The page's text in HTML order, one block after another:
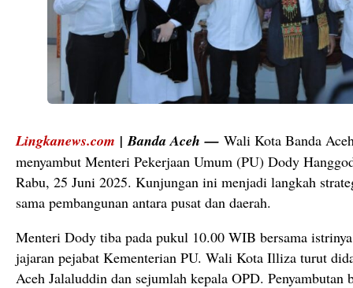
Lingkanews.com | Banda Aceh— Wali Kota Banda
menyambut Menteri Pekerjaan Umum (PU) Dody
Rabu, 25 Juni 2025. Kunjungan ini menjadi langkah
sama pembangunan antara pusat dan daerah.
Menteri Dody tiba pada pukul 10.00 WIB bersama
jajaran pejabat Kementerian PU. Wali Kota Illiza turut
Aceh Jalaluddin dan sejumlah kepala OPD. Penyambutan